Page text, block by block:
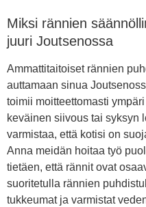
Miksi rännien
juuri Joutsenossa
Ammattitaitoiset rännien
auttamaan sinua
toimii moitteettomasti
keväinen siivous tai syksyn
varmistaa, että kotisi on
Anna meidän hoitaa työ
tietäen, että rännit ovat
suoritetulla rännien
tukkeumat ja varmistat